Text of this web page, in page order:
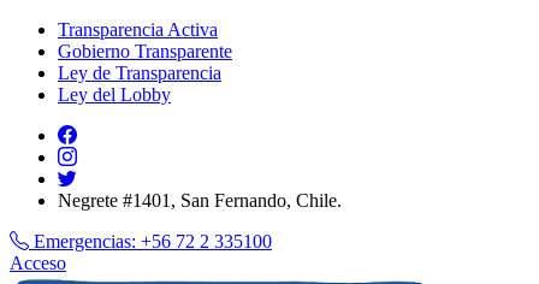
Transparencia Activa
Gobierno Transparente
Ley de Transparencia
Ley del Lobby
Negrete #1401, San Fernando, Chile.
Emergencias: +56 72 2 335100
Acceso